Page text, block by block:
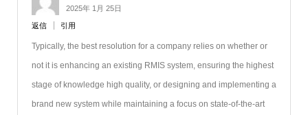
2025年 1月 25日
返信 引用
Typically, the best resolution for a company relies on whether or
not it is enhancing an existing RMIS system, ensuring the highest
stage of knowledge high quality, or designing and implementing a
brand new system while maintaining a focus on state-of-the-art